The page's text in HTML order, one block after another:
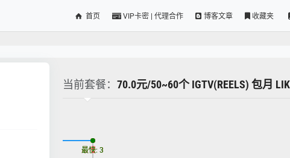
首页 VIP卡密 | 代理合作 博客文章 收藏夹
当前套餐： 70.0元/50~60个 IGTV(REELS) 包月
最慢: 3
最快: 3